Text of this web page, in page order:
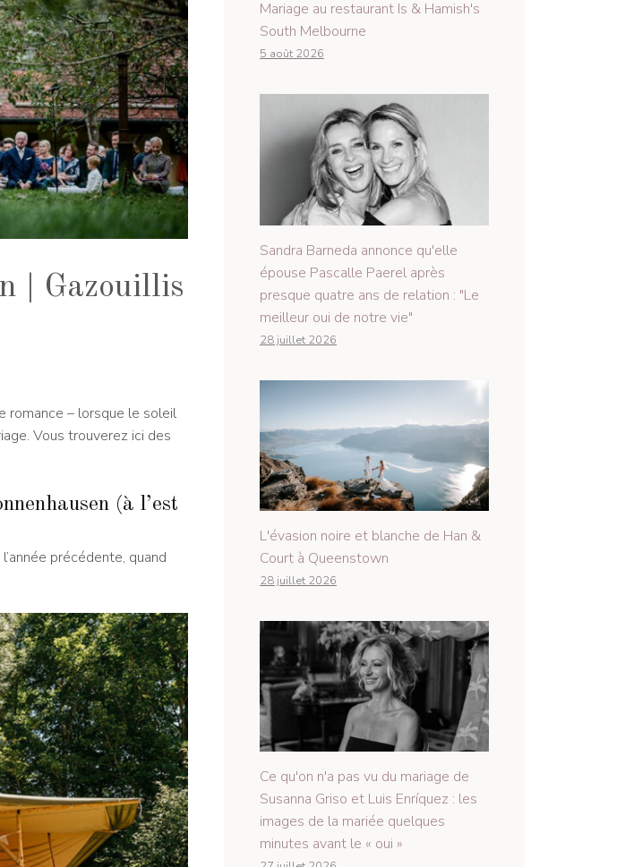
| Gazouillis
romance – lorsque le soleil
Vous trouverez ici des
(à l’est
précédente, quand
Mariage au restaurant Is & Hamish's
South Melbourne
5 août 2026
Sandra Barneda annonce qu'elle
épouse Pascalle Paerel après
presque quatre ans de relation : "Le
meilleur oui de notre vie"
28 juillet 2026
L'évasion noire et blanche de Han &
Court à Queenstown
28 juillet 2026
Ce qu'on n'a pas vu du mariage de
Susanna Griso et Luis Enríquez : les
images de la mariée quelques
minutes avant le « oui »